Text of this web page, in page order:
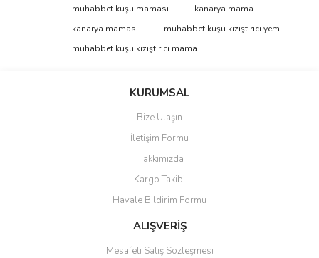
Bu ürüne ilk yorumu siz yapın!
Yorum Yaz
tarafımıza iletebilirsiniz.
Görüş ve önerileriniz için teşekkür ederiz.
Ürün fiyatı diğer sitelerden daha pahalı.
Bu ürüne benzer farklı alternatifler olmalı.
muhabbet kuşu maması
kanarya mama
kanarya maması
muhabbet kuşu kızıştırıcı yem
muhabbet kuşu kızıştırıcı mama
KURUMSAL
Bize Ulaşın
İletişim Formu
Hakkımızda
Kargo Takibi
Havale Bildirim Formu
ALIŞVERİŞ
Mesafeli Satış Sözleşmesi